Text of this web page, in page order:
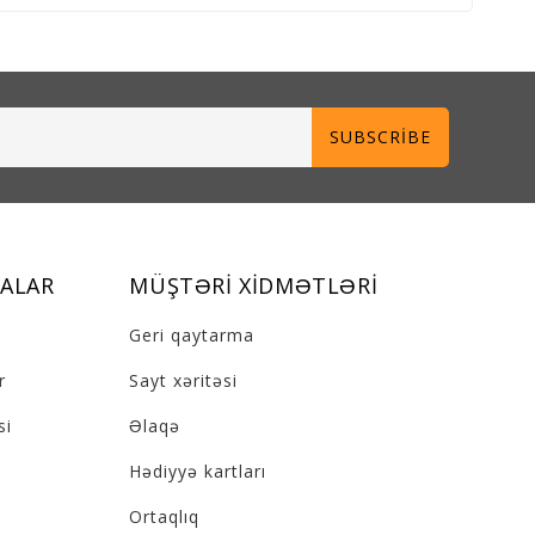
SUBSCRIBE
MÜŞTƏRI XIDMƏTLƏRI
Geri qaytarma
Sayt xəritəsi
Əlaqə
Hədiyyə kartları
Ortaqlıq